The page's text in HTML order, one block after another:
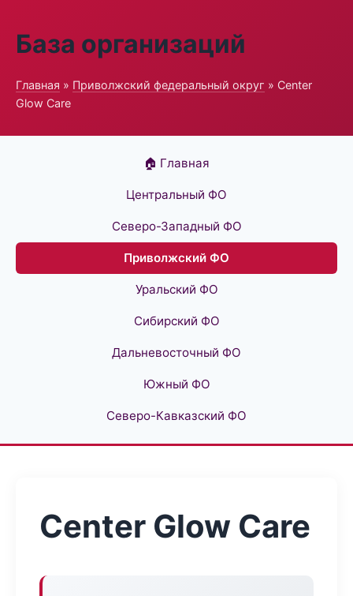
База организаций
Главная » Приволжский федеральный округ » Center
Glow Care
🏠 Главная
Центральный ФО
Северо-Западный ФО
Приволжский ФО
Уральский ФО
Сибирский ФО
Дальневосточный ФО
Южный ФО
Северо-Кавказский ФО
Center Glow Care